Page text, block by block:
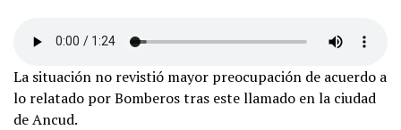
La situación no revistió mayor preocupación de acuerdo a
lo relatado por Bomberos tras este llamado en la ciudad
de Ancud.